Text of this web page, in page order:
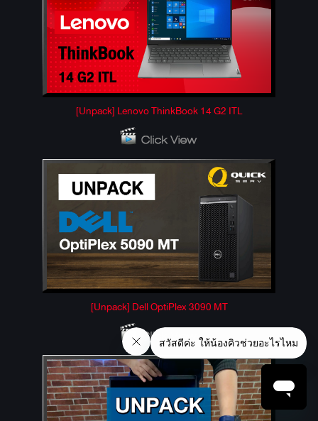
[Unpack] Lenovo ThinkBook 14 G2 ITL
[Unpack] Dell OptiPlex 3090 MT